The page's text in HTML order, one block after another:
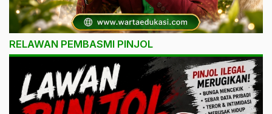
RELAWAN PEMBASMI PINJOL